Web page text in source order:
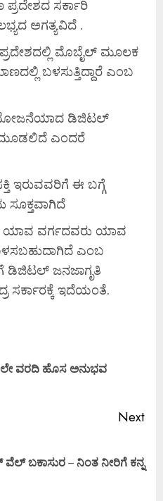
ಸರ್ಕಾರಿ
ಅಗತ್ಯವಿದೆ .
ಮೊಬೈಲ್ ಮೂಲಕ
ಬಳಸುತ್ತಿದ್ದಾರೆ ಎಂಬ
ಯೋಜನೆಯಾದ ಡಿಜಿಟಲ್
ಮೂಡಲಿದೆ ಎಂದರೆ
ಇರುವವರಿಗೆ ಈ ಬಗ್ಗೆ
ಸೂಕ್ತವಾಗಿದೆ
ಯಾವ ವರ್ಗದವರು ಯಾವ
ಎಂಬ
ಡಿಜಿಟಲ್ ಜನಜಾಗೃತಿ
ಸರ್ಕಾರಕ್ಕೆ ಇದೆಯಂತೆ.
ವರದಿ ಹೊಸ ಅನುಭವ
Next
ಬಕಾಸುರ – ನಿಂತ ನೀರಿಗೆ ಕನ್ನ